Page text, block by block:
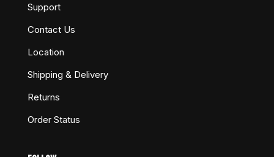
Support
Contact Us
Location
Shipping & Delivery
Returns
Order Status